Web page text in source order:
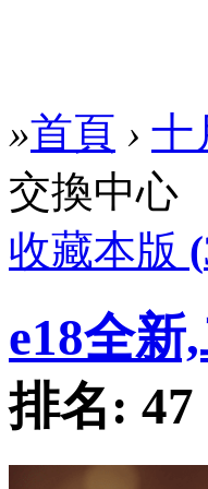
»首頁 › 十
交換中心
收藏本版 (
e18全
排名: 47